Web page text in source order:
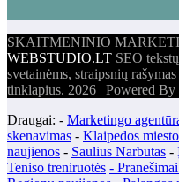
SKAITMENINIO
WEBSTUDIO.LT SEO
svetainėms, straipsnių
tinklapius. 2026 | Powered By
Draugai: - Marketingo
skenavimas - Klaipedos
naujienos - Saulius Narbutas -
Teniso treniruotės -